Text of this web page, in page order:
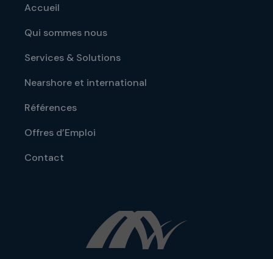
Accueil
Qui sommes nous
Services & Solutions
Nearshore et international
Références
Offres d’Emploi
Contact